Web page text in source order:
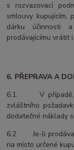
s rozvazovací
smlouvy kupujícím,
dárku účinnosti
prodávajícímu vrátit
6. PŘEPRAVA A
6.1. V případě,
zvláštního
dodatečné náklady
6.2. Je-li
na místo určené